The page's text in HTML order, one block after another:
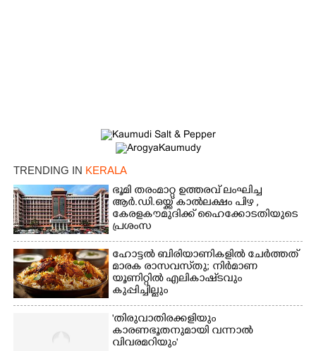
TRENDING IN KERALA
ഭൂമി തരംമാറ്റ ഉത്തരവ് ലംഘിച്ച
ആർ.ഡി.ഒയ്ക്ക് കാൽലക്ഷം പിഴ ,​
കേരളകൗമുദിക്ക് ഹൈക്കോടതിയുടെ
പ്രശംസ
ഹോട്ടൽ ബിരിയാണികളിൽ ചേർത്തത്
മാരക രാസവസ്‌തു; നിർമാണ
യൂണിറ്റിൽ എലികാഷ്‌ടവും
കുപ്പിച്ചില്ലും
'തിരുവാതിരക്കളിയും
കാരണഭൂതനുമായി വന്നാൽ
വിവരമറിയും '
Copy Link